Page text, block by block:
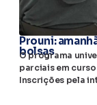
Prouni:
bolsas
O programa
parciais em
Inscrições pela